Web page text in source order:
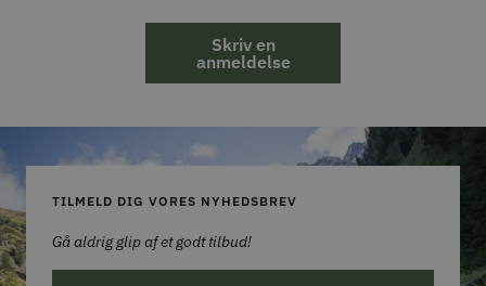
Skriv en
anmeldelse
TILMELD DIG VORES NYHEDSBREV
Gå aldrig glip af et godt tilbud!